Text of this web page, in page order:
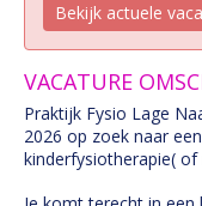
Bekijk actuele
VACATURE
Praktijk Fysio Lage
2026 op zoek naar
kinderfysiotherapie(